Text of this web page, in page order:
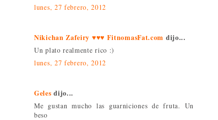
lunes, 27 febrero, 2012
Nikichan Zafeiry ♥♥♥ FitnomasFat.com dijo...
Un plato realmente rico :)
lunes, 27 febrero, 2012
Geles dijo...
Me gustan mucho las guarniciones de fruta. Un
beso